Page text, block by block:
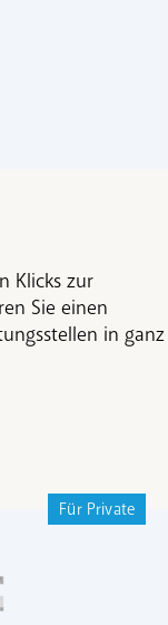
Klicks zur
Sie einen
in ganz
Für Private